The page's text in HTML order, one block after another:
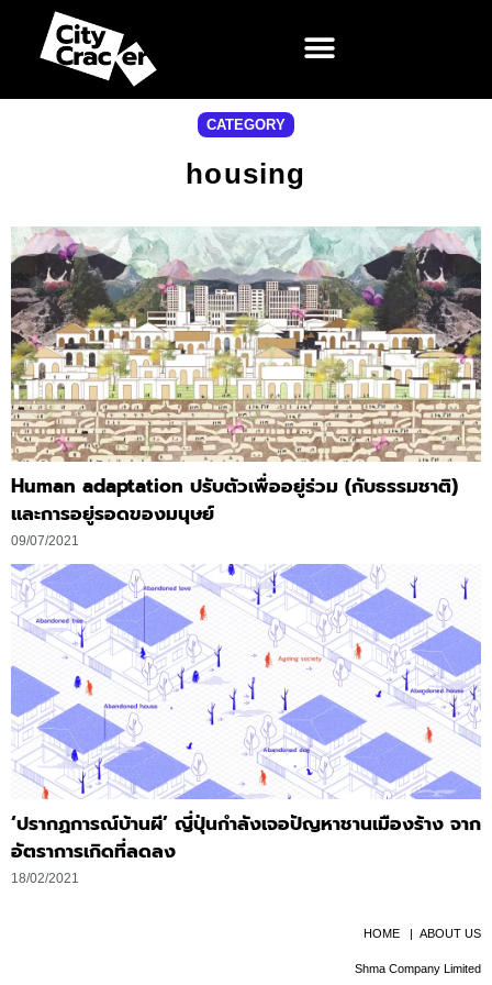
CATEGORY
housing
Human adaptation ปรับตัวเพื่ออยู่ร่วม (กับธรรมชาติ)
และการอยู่รอดของมนุษย์
09/07/2021
‘ปรากฏการณ์บ้านผี’ ญี่ปุ่นกำลังเจอปัญหาชานเมืองร้าง จาก
อัตราการเกิดที่ลดลง
18/02/2021
HOME | ABOUT US
Shma Company Limited